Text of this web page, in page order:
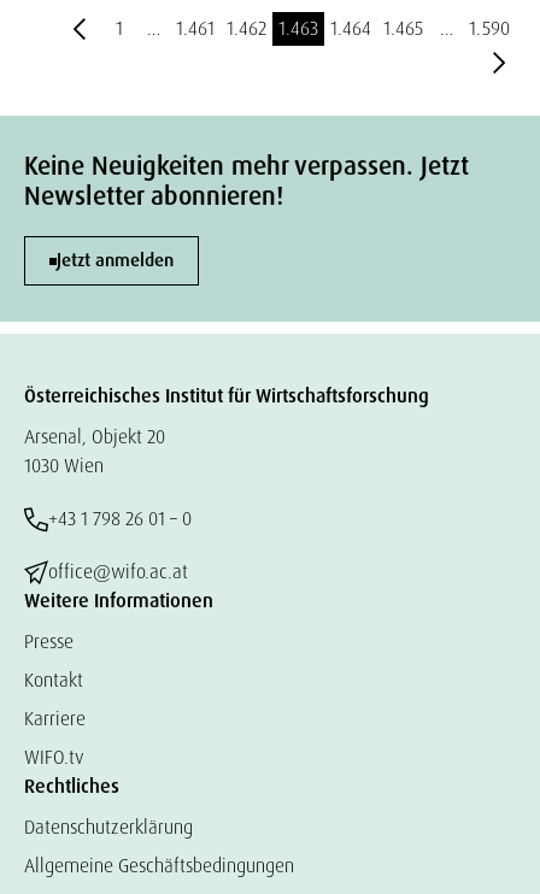
1 … 1.461 1.462 1.463 1.464 1.465 … 1.590
Keine Neuigkeiten mehr verpassen. Jetzt
Newsletter abonnieren!
Jetzt anmelden
Österreichisches Institut für Wirtschaftsforschung
Arsenal, Objekt 20
1030 Wien
+43 1 798 26 01 – 0
office@wifo.ac.at
Weitere Informationen
Presse
Kontakt
Karriere
WIFO.tv
Rechtliches
Datenschutzerklärung
Allgemeine Geschäftsbedingungen